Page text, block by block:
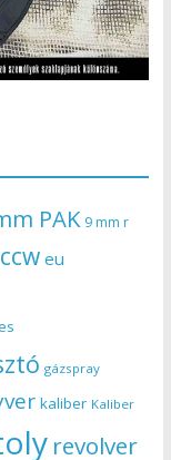
PAK 9 mm r
ccw eu
gázspray
kaliber Kaliber
revolver